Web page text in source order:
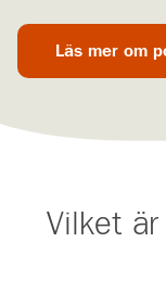
Läs mer om
Vilket